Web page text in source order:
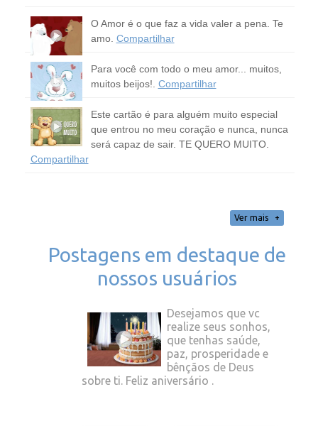
O Amor é o que faz a vida valer a pena. Te
amo. Compartilhar
Para você com todo o meu amor... muitos,
muitos beijos!. Compartilhar
Este cartão é para alguém muito especial
que entrou no meu coração e nunca, nunca
será capaz de sair. TE QUERO MUITO.
Compartilhar
Postagens em destaque de
nossos usuários
Desejamos que vc
realize seus sonhos,
que tenhas saúde,
paz, prosperidade e
bênçãos de Deus
sobre ti. Feliz aniversário .